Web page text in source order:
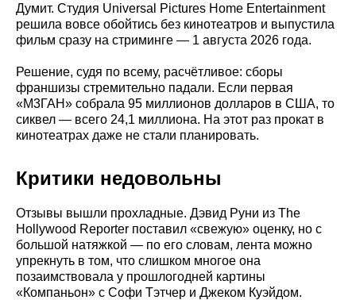
Думит. Студия Universal Pictures Home Entertainment
решила вовсе обойтись без кинотеатров и выпустила
фильм сразу на стриминге — 1 августа 2026 года.
Решение, судя по всему, расчётливое: сборы
франшизы стремительно падали. Если первая
«М3ГАН» собрала 95 миллионов долларов в США, то
сиквел — всего 24,1 миллиона. На этот раз прокат в
кинотеатрах даже не стали планировать.
Критики недовольны
Отзывы вышли прохладные. Дэвид Руни из The
Hollywood Reporter поставил «свежую» оценку, но с
большой натяжкой — по его словам, лента можно
упрекнуть в том, что слишком многое она
позаимствовала у прошлогодней картины
«Компаньон» с Софи Тэтчер и Джеком Куэйдом.